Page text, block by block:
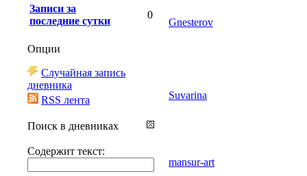
Gnesterov
Suvarina
mansur-art
Записи за
последние сутки
0
Опции
Случайная запись
дневника
RSS лента
Поиск в дневниках
Содержит текст: